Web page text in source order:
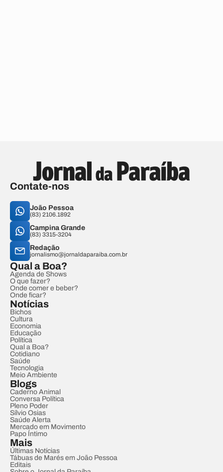
Contate-nos
João Pessoa
(83) 2106.1892
Campina Grande
(83) 3315-3204
Redação
jornalismo@jornaldaparaiba.com.br
Qual a Boa?
Agenda de Shows
O que fazer?
Onde comer e beber?
Onde ficar?
Notícias
Bichos
Cultura
Economia
Educação
Política
Qual a Boa?
Cotidiano
Saúde
Tecnologia
Meio Ambiente
Blogs
Caderno Animal
Conversa Política
Pleno Poder
Sílvio Osias
Saúde Alerta
Mercado em Movimento
Papo Íntimo
Mais
Últimas Notícias
Tábuas de Marés em João Pessoa
Editais